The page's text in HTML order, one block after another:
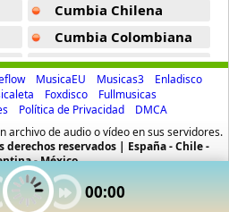
00:00
Cumbia Chilena
Cumbia Colombiana
Cumbia Ecuatoriana
Cumbia Mexicana
Cumbia Pop
Cumbia Surena
Cumbias
CumbiaSur
MusicaEU Musicas3
Enladisco
Foxdisco
Fullmusicas
Política de Privacidad
DMCA
archivo de audio o vídeo en sus servidores.
derechos reservados | España - Chile -
- México.